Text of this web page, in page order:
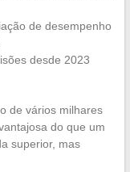
de desempenho
desde 2023
de vários milhares
do que um
superior, mas